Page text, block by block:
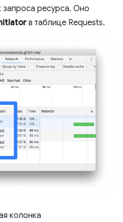
ресурса. Оно
в таблице Requests.
колонка